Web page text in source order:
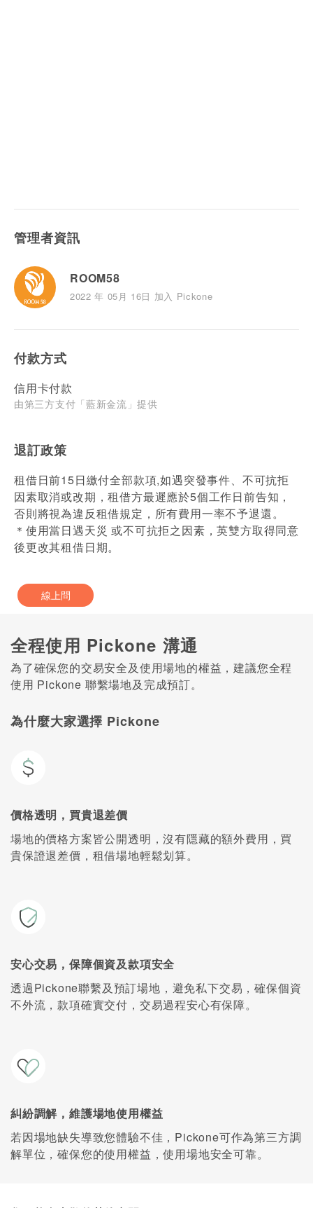
管理者資訊
ROOM58
2022 年 05月 16日 加入 Pickone
付款方式
信用卡付款
由第三方支付「藍新金流」提供
退訂政策
租借日前15日繳付全部款項,如遇突發事件、不可抗拒
因素取消或改期，租借方最遲應於5個工作日前告知，
否則將視為違反租借規定，所有費用一率不予退還。
＊使用當日遇天災 或不可抗拒之因素，英雙方取得同意
後更改其租借日期。
線上問
全程使用 Pickone 溝通
為了確保您的交易安全及使用場地的權益，建議您全程
使用 Pickone 聯繫場地及完成預訂。
為什麼大家選擇 Pickone
價格透明，買貴退差價
場地的價格方案皆公開透明，沒有隱藏的額外費用，買
貴保證退差價，租借場地輕鬆划算。
安心交易，保障個資及款項安全
透過Pickone聯繫及預訂場地，避免私下交易，確保個資
不外流，款項確實交付，交易過程安心有保障。
糾紛調解，維護場地使用權益
若因場地缺失導致您體驗不佳，Pickone可作為第三方調
解單位，確保您的使用權益，使用場地安全可靠。